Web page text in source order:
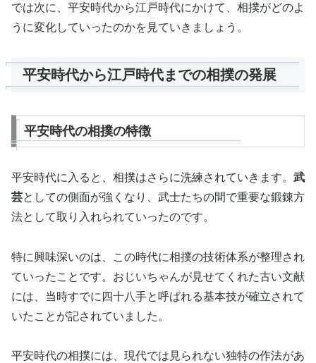
では次に、平安時代から江戸時代にかけて、相撲がどのよ
うに変化していったのかを見ていきましょう。
平安時代から江戸時代までの相撲の発展
平安時代の相撲の特徴
平安時代に入ると、相撲はさらに洗練されていきます。 武
芸としての側面が強くなり、武士たちの間で重要な鍛錬方
法として取り入れられていったのです。
特に興味深いのは、この時代に相撲の技術体系が整理され
ていったことです。おじいちゃんが見せてくれた古い文献
には、当時すでに四十八手と呼ばれる基本技が確立されて
いたことが記されていました。
平安時代の相撲には、現代では見られない独特の作法があ